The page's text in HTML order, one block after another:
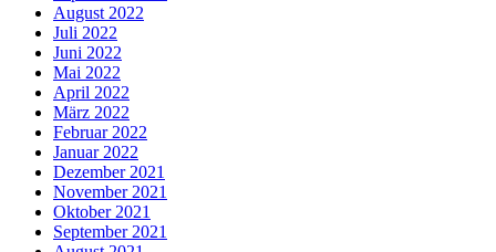
August 2022
Juli 2022
Juni 2022
Mai 2022
April 2022
März 2022
Februar 2022
Januar 2022
Dezember 2021
November 2021
Oktober 2021
September 2021